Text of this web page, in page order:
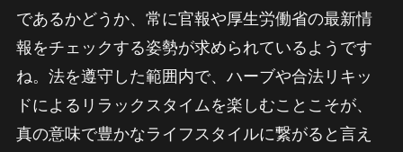
であるかどうか、常に官報や厚生労働省の最新情
報をチェックする姿勢が求められているようです
ね。法を遵守した範囲内で、ハーブや合法リキッ
ドによるリラックスタイムを楽しむことこそが、
真の意味で豊かなライフスタイルに繋がると言え